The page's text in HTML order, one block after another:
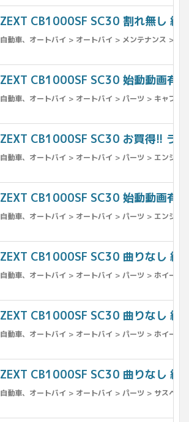
ZEXT CB1000SF SC30 割れ無し 純
自動車、オートバイ > オートバイ > メンテナンス >
ZEXT CB1000SF SC30 始動動画有
自動車、オートバイ > オートバイ > パーツ > キャブレ
ZEXT CB1000SF SC30 お買得!! ラ
自動車、オートバイ > オートバイ > パーツ > エンジン
ZEXT CB1000SF SC30 始動動画有
自動車、オートバイ > オートバイ > パーツ > エンジン
ZEXT CB1000SF SC30 曲りなし 純
自動車、オートバイ > オートバイ > パーツ > ホイール
ZEXT CB1000SF SC30 曲りなし 純
自動車、オートバイ > オートバイ > パーツ > ホイール
ZEXT CB1000SF SC30 曲りなし 純
自動車、オートバイ > オートバイ > パーツ > サスペン